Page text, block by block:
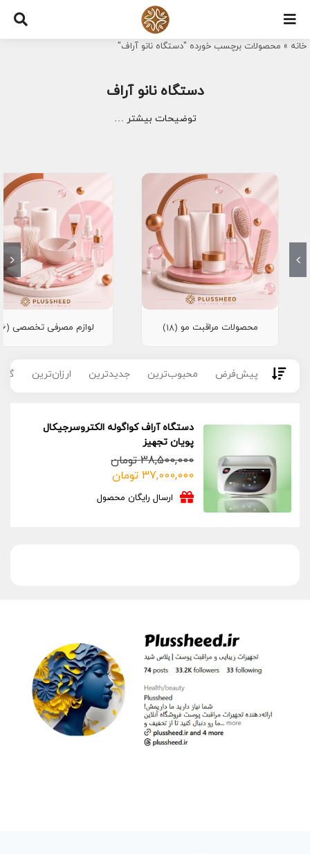
Skip
content
خانه » محصولات برچسب خورده "دستگاه نانو آراف"
دستگاه نانو آراف
توضیحات بیشتر …
محصولات مراقبت مو (18) لوازم مصرفی تخصصی (16)
پیش‌فرض محبوب‌ترین جدیدترین ارزان‌ترین
دستگاه آراف کواگوله الکتروسرجیکال
پویان تجهیز
38,500,000 تومان
قیمت
اصلی:
38,500,000 تومان
37,000,000 تومان
قیمت
فعلی:
37,000,000 تومان.
ارسال رایگان محصول